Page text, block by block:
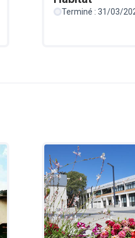
Terminé : 31/03/